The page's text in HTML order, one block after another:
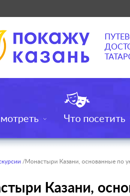
Что посетить
/Монастыри Казани, основанные по
Казани,